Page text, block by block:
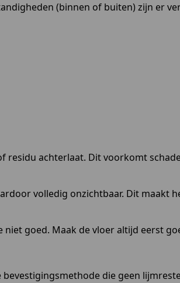
(binnen of buiten) zijn er
achterlaat. Dit voorkomt
volledig onzichtbaar. Dit maakt
goed. Maak de vloer altijd eerst
die geen